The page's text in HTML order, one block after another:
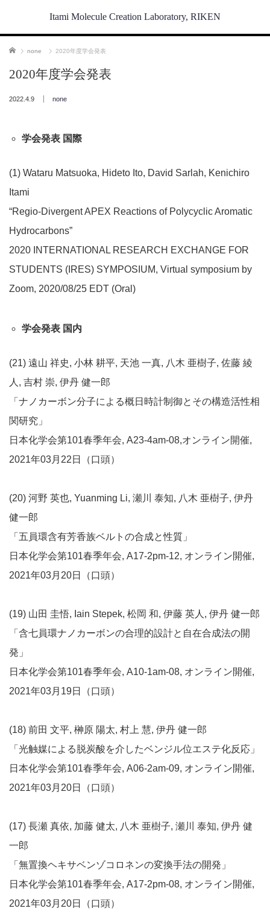
Itami Molecule Creation Laboratory, RIKEN
ホーム none 2020年度学会発表
2020年度学会発表
2022.4.9 none
学会発表 国際
(1) Wataru Matsuoka, Hideto Ito, David Sarlah, Kenichiro
Itami
“Regio-Divergent APEX Reactions of Polycyclic Aromatic
Hydrocarbons”
2020 INTERNATIONAL RESEARCH EXCHANGE FOR
STUDENTS (IRES) SYMPOSIUM, Virtual symposium by
Zoom, 2020/08/25 EDT (Oral)
学会発表 国内
(21) 遠山 祥史, 小林 耕平, 天池 一真, 八木 亜樹子, 佐藤 綾
人, 吉村 崇, 伊丹 健一郎
「ナノカーボン分子による概日時計制御とその構造活性相
関研究」
日本化学会第101春季年会, A23-4am-08,オンライン開催,
2021年03月22日（口頭）
(20) 河野 英也, Yuanming Li, 瀬川 泰知, 八木 亜樹子, 伊丹
健一郎
「五員環含有芳香族ベルトの合成と性質」
日本化学会第101春季年会, A17-2pm-12, オンライン開催,
2021年03月20日（口頭）
(19) 山田 圭悟, Iain Stepek, 松岡 和, 伊藤 英人, 伊丹 健一郎
「含七員環ナノカーボンの合理的設計と自在合成法の開
発」
日本化学会第101春季年会, A10-1am-08, オンライン開催,
2021年03月19日（口頭）
(18) 前田 文平, 榊原 陽太, 村上 慧, 伊丹 健一郎
「光触媒による脱炭酸を介したベンジル位エステ化反応」
日本化学会第101春季年会, A06-2am-09, オンライン開催,
2021年03月20日（口頭）
(17) 長瀬 真依, 加藤 健太, 八木 亜樹子, 瀬川 泰知, 伊丹 健
一郎
「無置換ヘキサベンゾコロネンの変換手法の開発」
日本化学会第101春季年会, A17-2pm-08, オンライン開催,
2021年03月20日（口頭）